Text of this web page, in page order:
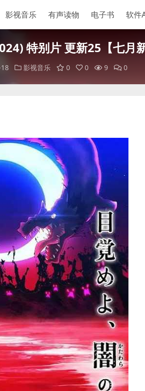
影视音乐 有声读物 电子书 软件
特别片 更新25【七月
影视音乐 0 0 9 0